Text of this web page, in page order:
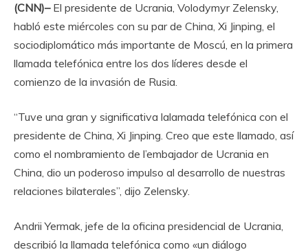
(CNN)–El presidente de Ucrania, Volodymyr Zelensky,
habló este miércoles con su par de China, Xi Jinping, el
sociodiplomático más importante de Moscú, en la primera
llamada telefónica entre los dos líderes desde el
comienzo de la invasión de Rusia.
“Tuve una gran y significativa lalamada telefónica con el
presidente de China, Xi Jinping. Creo que este llamado, así
como el nombramiento de l’embajador de Ucrania en
China, dio un poderoso impulso al desarrollo de nuestras
relaciones bilaterales”, dijo Zelensky.
Andrii Yermak, jefe de la oficina presidencial de Ucrania,
describió la llamada telefónica como «un diálogo